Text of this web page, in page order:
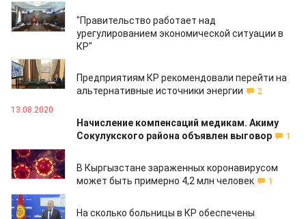
14.08.2020
"Правительство работает над
урегулированием экономической ситуации в
КР"
14.08.2020
Предприятиям КР рекомендовали перейти на
альтернативные источники энергии
2
13.08.2020
Начисление компенсаций медикам. Акиму
Сокулукского района объявлен выговор
1
11.08.2020
В Кыргызстане зараженных коронавирусом
может быть примерно 4,2 млн человек
1
11.08.2020
На сколько больницы в КР обеспечены